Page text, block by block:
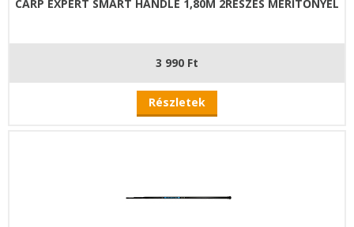
CARP EXPERT SMART HANDLE 1,80M 2RÉSZES MERÍTŐNYÉL
3 990 Ft
Részletek